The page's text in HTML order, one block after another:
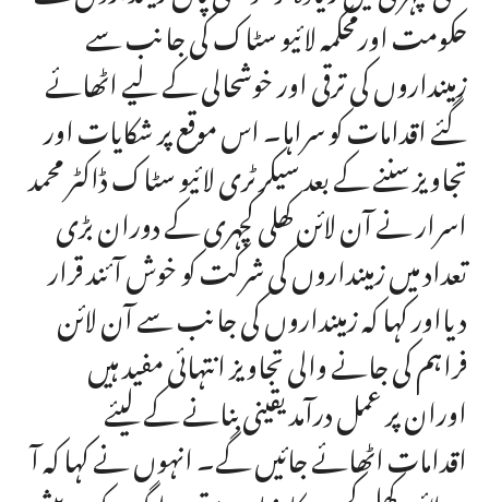
حکومت اورمحکمہ لائیو سٹاک کی جانب سے
زمینداروں کی ترقی اور خوشحالی کے لیے اٹھائے
گئے اقدامات کو سراہا۔ اس موقع پر شکایات اور
تجاویز سننے کے بعد سیکرٹری لائیو سٹاک ڈاکٹر محمد
اسرار نے آن لائن کھلی کچہری کے دوران بڑی
تعداد میں زمینداروں کی شرکت کو خوش آئند قرار
دیااور کہا کہ زمینداروں کی جانب سے آن لائن
فراہم کی جانے والی تجاویز انتہائی مفید ہیں
اوران پر عمل درآمد یقینی بنانے کے لیئے
اقدامات اٹھائے جائیں گے۔ انہوں نے کہا کہ آ